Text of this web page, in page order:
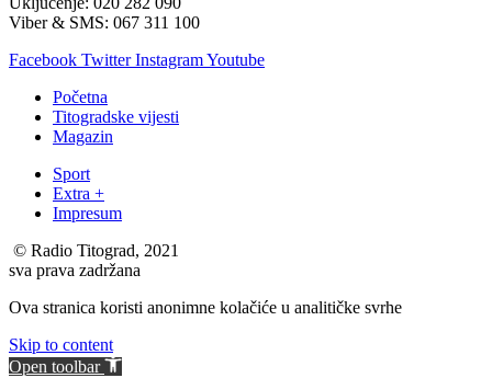
Viber & SMS: 067 311 100
Facebook Twitter InstagramYoutube
Početna
Titogradske vijesti
Magazin
Sport
Extra +
Impresum
© Radio Titograd, 2021
sva prava zadržana
Ova stranica koristi anonimne kolačiće u analitičke svrhe
Skip to content
Open toolbar